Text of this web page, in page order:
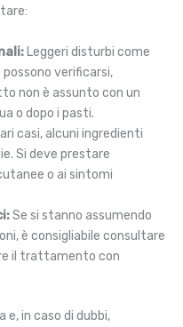
Leggeri disturbi come
verificarsi,
non è assunto con un
o dopo i pasti.
casi, alcuni ingredienti
Si deve prestare
o ai sintomi
Se si stanno assumendo
è consigliabile consultare
il trattamento con
e, in caso di dubbi,